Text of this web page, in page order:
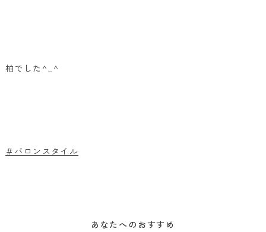
柏でした^_^
＃バロンスタイル
あなたへのおすすめ